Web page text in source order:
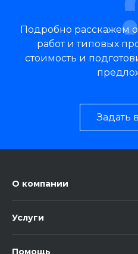
Подробно расскажем
работ и типовых
стоимость и
Задать
О компании
Услуги
Помощь